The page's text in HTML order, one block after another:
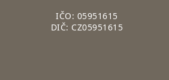
IČO: 05951615
DIČ: CZ05951615